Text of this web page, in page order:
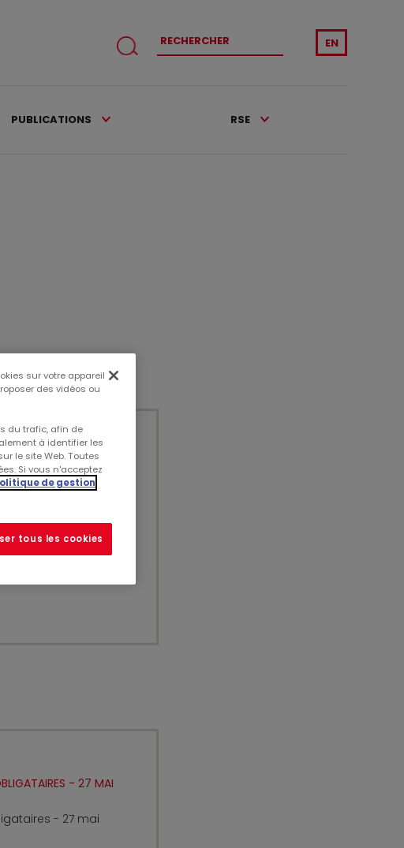
EN
PUBLICATIONS RSE
2025
2025 (Format PDF)
- 27 MAI
- 27 mai
sur votre appareil
des vidéos ou
du trafic, afin de
à identifier les
le site Web. Toutes
Si vous n'acceptez
de gestion
tous les cookies